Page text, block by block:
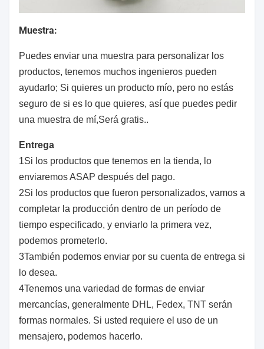
Muestra:
Puedes enviar una muestra para personalizar los
productos, tenemos muchos ingenieros pueden
ayudarlo; Si quieres un producto mío, pero no estás
seguro de si es lo que quieres, así que puedes pedir
una muestra de mí,Será gratis..
Entrega
1Si los productos que tenemos en la tienda, lo
enviaremos ASAP después del pago.
2Si los productos que fueron personalizados, vamos a
completar la producción dentro de un período de
tiempo especificado, y enviarlo la primera vez,
podemos prometerlo.
3También podemos enviar por su cuenta de entrega si
lo desea.
4Tenemos una variedad de formas de enviar
mercancías, generalmente DHL, Fedex, TNT serán
formas normales. Si usted requiere el uso de un
mensajero, podemos hacerlo.